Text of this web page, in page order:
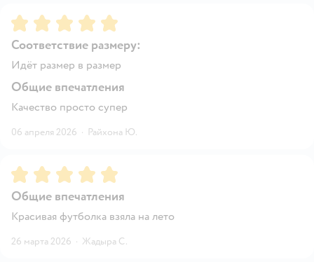
Рейтинг:5
Соответствие размеру:
Идёт размер в размер
Общие впечатления
Качество просто супер
06 апреля 2026 · Райхона Ю.
Рейтинг:5
Общие впечатления
Красивая футболка взяла на лето
26 марта 2026 · Жадыра С.